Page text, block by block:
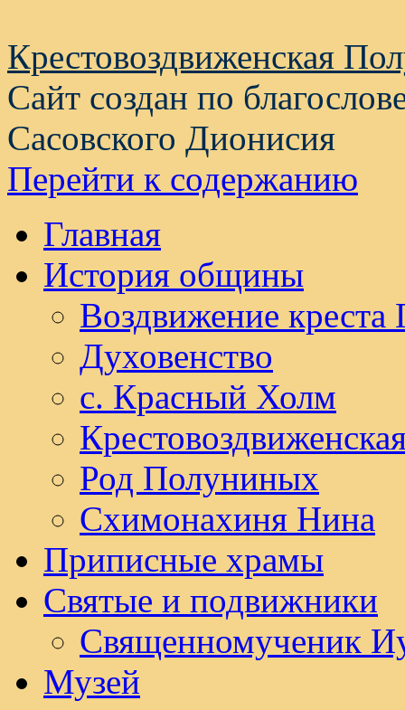
Крестовоздвиженская
Сайт создан по
Сасовского Дионисия
Перейти к содержанию
Главная
История общины
Воздвижение креста
Духовенство
с. Красный Холм
Род Полуниных
Схимонахиня Нина
Приписные храмы
Святые и подвижники
Священномученик
Музей